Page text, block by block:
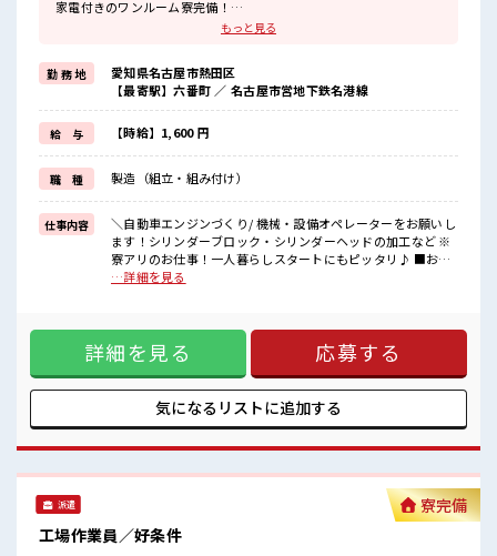
家電付きのワンルーム寮完備！
さらに寮費ほ補助3万円あり！
今までと違う場所で働いてみたい方や
一人暮らしをはじめてみたい方などにもオススメ！
赴任時の交通費の支給もあります◎
《通勤らくらく*》
駐車場は無料で使えます！
車・バイク・自転車・電車通勤OK！
ご自身のライフスタイルに合わせた通勤方法を選べます！
《経験をいかして働こう*》
ブランクのある方も大歓迎！
ここでさらにスキルUPしちゃいましょう★
■職場の雰囲気
20代・30代の方カツヤク中★
さらに食堂もあります！
コンビニは職場の目の前にあるのでらくちん♪
お昼ご飯に困らないですね♪
#ryo
もっと見る
勤 務 地
愛知県名古屋市熱田区
【最寄駅】六番町 ／ 名古屋市営地下鉄名港線
給 与 【時給】1,600 円
職 種 製造（組立・組み付け）
仕事内容
＼自動車エンジンづくり/ 機械・設備オペレーターをお願いし
ます！シリンダーブロック・シリンダーヘッドの加工など ※
寮アリのお仕事！一人暮らしスタートにもピッタリ♪ ■お仕
事PR 《寮があるお仕事*》 家電付きのワンルーム寮完備！ さ
はじめてみたい方などにもオススメ！ 赴任時の交通費の支給
もあります◎ 《通勤らくらく*》 駐車場は無料で使えます！
車・バイク・自転車・電車通勤OK！ ご自身のライフスタイル
に合わせた通勤方法を選べます！ 《経験をいかして働こう*》
ブランクのある方も大歓迎！ ここでさらにスキルUPしちゃい
ましょう★ ■職場の雰囲気 20代・30代の方カツヤク中★ 休
ます◎ さらに食堂もあります！ コンビニは職場の目の前にあ
るのでらくちん♪ お昼ご飯に困らないですね♪ #ryo
…詳細を見る
詳細を見る 応募する
気になるリストに追加する
派遣
工場作業員／好条件
寮完備